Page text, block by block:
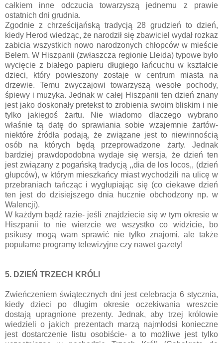
całkiem inne odczucia towarzyszą jednemu z prawie
ostatnich dni grudnia.
Zgodnie z chrześcijańską tradycją 28 grudzień to dzień,
kiedy Herod wiedząc, że narodził się zbawiciel wydał rozkaz
zabicia wszystkich nowo narodzonych chłopców w mieście
Belem. W Hiszpanii (zwłaszcza regionie Lleida) typowe było
wycięcie z białego papieru długiego łańcuchu w kształcie
dzieci, który powieszony zostaje w centrum miasta na
drzewie. Temu zwyczajowi towarzyszą wesołe pochody,
śpiewy i muzyka. Jednak w całej Hiszpanii ten dzień znany
jest jako doskonały pretekst to zrobienia swoim bliskim i nie
tylko jakiegoś żartu. Nie wiadomo dlaczego wybrano
właśnie tą datę do sprawiania sobie wzajemnie żartów-
niektóre źródła podają, że związane jest to niewinnością
osób na których będą przeprowadzone żarty. Jednak
bardziej prawdopodobna wydaje się wersja, że dzień ten
jest związany z pogańską tradycją ,,dia de los locos,, (dzień
głupców), w którym mieszkańcy miast wychodzili na ulicę w
przebraniach tańcząc i wygłupiając się (co ciekawe dzień
ten jest do dzisiejszego dnia hucznie obchodzony np. w
Walencji).
W każdym bądź razie- jeśli znajdziecie się w tym okresie w
Hiszpanii to nie wierzcie we wszystko co widzicie, bo
psikusy mogą wam sprawić nie tylko znajomi, ale także
popularne programy telewizyjne czy nawet gazety!
5. DZIEŃ TRZECH KRÓLI
Zwieńczeniem świątecznych dni jest celebracja 6 stycznia,
kiedy dzieci po długim okresie oczekiwania wreszcie
dostają upragnione prezenty. Jednak, aby trzej królowie
wiedzieli o jakich prezentach marzą najmłodsi konieczne
jest dostarczenie listu osobiście- a to możliwe jest tylko